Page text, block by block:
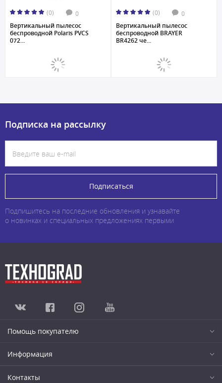
(0) 0
Вертикальный пылесос
беспроводной Polaris PVCS
072...
(0) 0
Вертикальный пылесос
беспроводной BRAYER
BR4262 че...
Подписка на рассылку
Подписаться
Подпишитесь на последние обновления и узнавайте
о новинках и специальных предложениях первыми
Помощь покупателю
Информация
Контакты